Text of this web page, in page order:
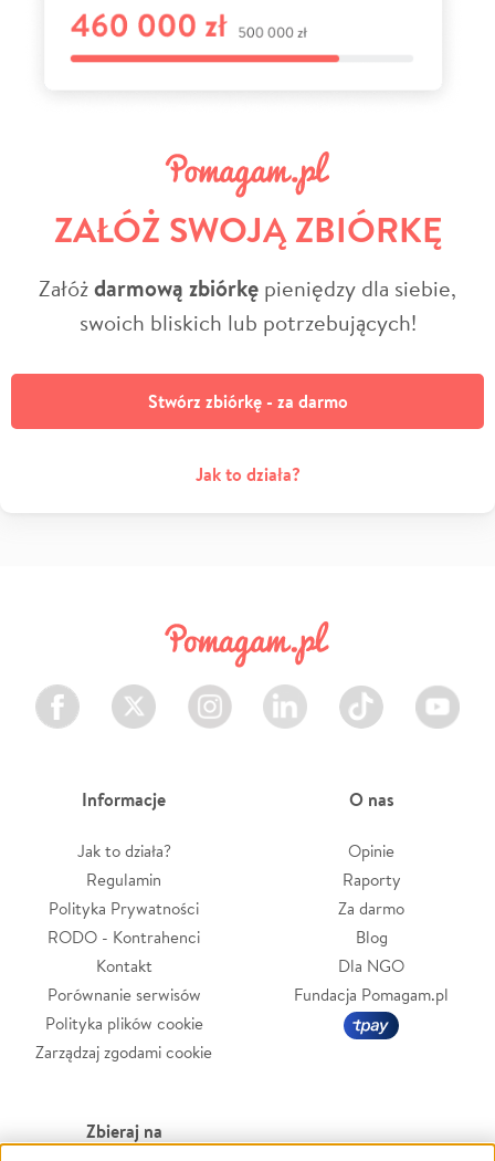
ZAŁÓŻ SWOJĄ ZBIÓRKĘ
Załóżdarmową zbiórkę pieniędzy dla siebie,
swoich bliskich lub potrzebujących!
Stwórz zbiórkę - za darmo
Jak to działa?
Facebook Twitter Instagram LinkedIn TikTok Youtube
Informacje
Jak to działa?
Regulamin
Polityka Prywatności
RODO - Kontrahenci
Kontakt
Porównanie serwisów
Polityka plików cookie
Zarządzaj zgodami cookie
O nas
Opinie
Raporty
Za darmo
Blog
Dla NGO
Fundacja Pomagam.pl
Zbieraj na